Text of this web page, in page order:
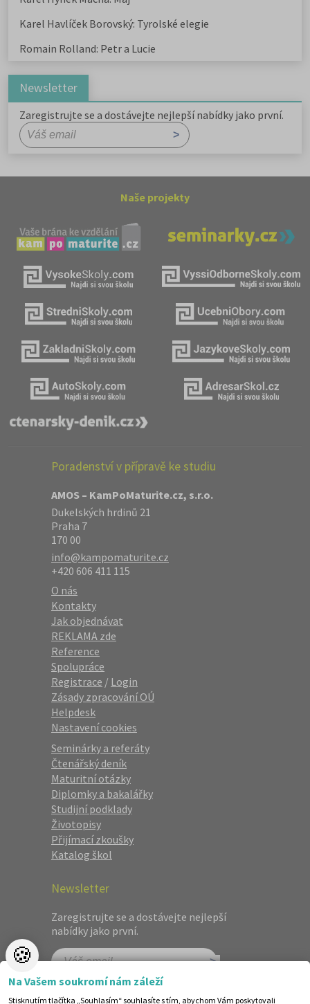
Karel Havlíček Borovský: Tyrolské elegie
Romain Rolland: Petr a Lucie
Newsletter
Zaregistrujte se a dostávejte nejlepší nabídky jako první.
Naše projekty
Poradenství v přípravě ke studiu
AMOS – KamPoMaturite.cz, s.r.o.
Dukelských hrdinů 21
Praha 7
170 00
info@kampomaturite.cz
+420 606 411 115
O nás
Kontakty
Jak objednávat
REKLAMA zde
Reference
Spolupráce
Registrace / Login
Zásady zpracování OÚ
Helpdesk
Nastavení cookies
Seminárky a referáty
Čtenářský deník
Maturitní otázky
Diplomky a bakalářky
Studijní podklady
Životopisy
Přijímací zkoušky
Katalog škol
Newsletter
Zaregistrujte se a dostávejte nejlepší
nabídky jako první.
🍪
Na Vašem soukromí nám záleží
Stisknutím tlačítka „Souhlasím“ souhlasíte s tím, abychom Vám poskytovali